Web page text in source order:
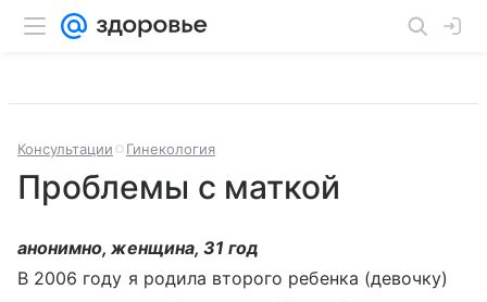
Консультации Гинекология
Проблемы с маткой
анонимно, женщина, 31 год
В 2006 году я родила второго ребенка (девочку)